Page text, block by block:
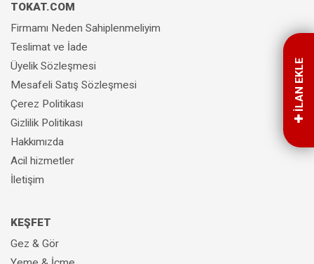
İLAN EKLE
TOKAT.COM
Firmamı Neden Sahiplenmeliyim
Teslimat ve İade
Üyelik Sözleşmesi
Mesafeli Satış Sözleşmesi
Çerez Politikası
Gizlilik Politikası
Hakkımızda
Acil hizmetler
İletişim
KEŞFET
Gez & Gör